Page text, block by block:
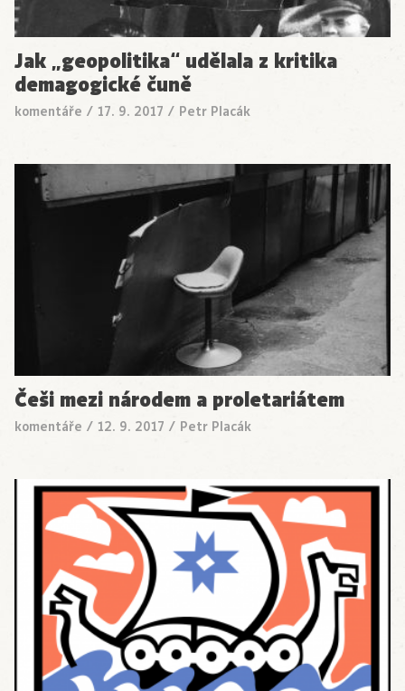
Jak „geopolitika“ udělala z kritika
demagogické čuně
komentáře / 17. 9. 2017 / Petr Placák
Češi mezi národem a proletariátem
komentáře / 12. 9. 2017 / Petr Placák